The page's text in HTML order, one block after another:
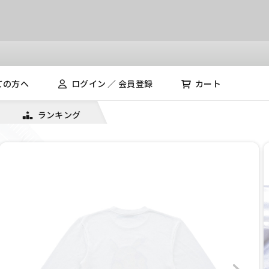
の方へ ログイン ／ 会員登録 カート
ランキング